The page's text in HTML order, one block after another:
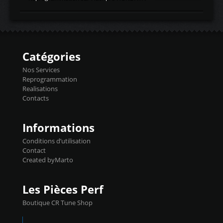
d'admissiontemp ex. pour atmo -30- 80°C
temperaturetemperature ldr moteurtemp
Injecteurs + Flashpro 1370€ TTC Le
précise et performante. Vous pourrez
basculer de la carto sans plomb à Ethanol à
l'aide du flashpro OPTION ECONOMIQUES
Reprog SP 98 sur le calculateur d'origine
450€ TTC Un gain d'environ 10cv et 15nm
Catégories
Nos Services
Reprogrammation
Realisations
Contacts
Informations
Conditions d’utilisation
Contact
Created byMarto
Les Pièces Perf
Boutique CR Tune Shop